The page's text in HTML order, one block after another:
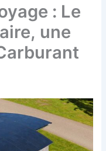
: Le
une